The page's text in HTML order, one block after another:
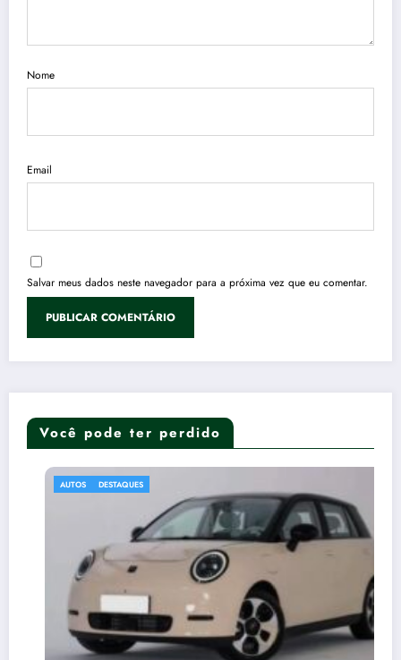
Nome
Email
Salvar meus dados neste navegador para a próxima vez que eu comentar.
Você pode ter perdido
AUTOS DESTAQUES